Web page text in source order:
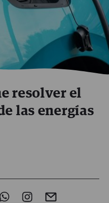
resolver el
las energías